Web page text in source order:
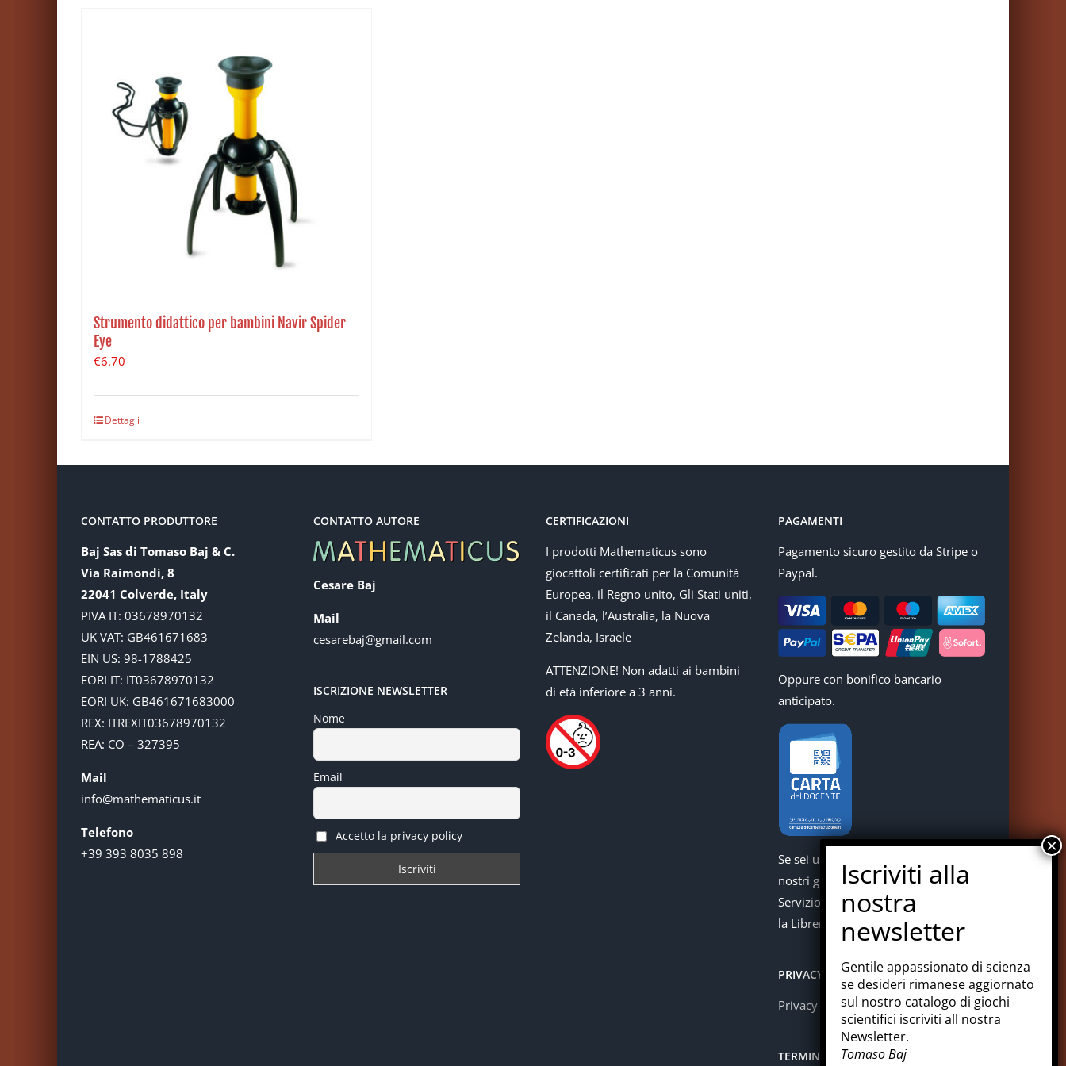
Strumento didattico per bambini Navir Spider
Eye
€6.70
Dettagli
CONTATTO PRODUTTORE
Baj Sas di Tomaso Baj & C.
Via Raimondi, 8
22041 Colverde, Italy
PIVA IT: 03678970132
UK VAT: GB461671683
EIN US: 98-1788425
EORI IT: IT03678970132
EORI UK: GB461671683000
REX: ITREXIT03678970132
REA: CO – 327395
Mail
info@mathematicus.it
Telefono
+39 393 8035 898
CONTATTO AUTORE
Cesare Baj
Mail
cesarebaj@gmail.com
ISCRIZIONE NEWSLETTER
Nome
Email
Accetto la privacy policy
CERTIFICAZIONI
I prodotti Mathematicus sono
giocattoli certificati per la Comunità
Europea, il Regno unito, Gli Stati uniti,
il Canada, l’Australia, la Nuova
Zelanda, Israele
ATTENZIONE! Non adatti ai bambini
di età inferiore a 3 anni.
PAGAMENTI
Pagamento sicuro gestito da Stripe o
Paypal.
Oppure con bonifico bancario
anticipato.
Se sei un docente puoi acquistare i
nostri giochi con la carta del docente.
Servizio offerto in collaborazione con
la Libreria Colosi di Messina.
PRIVACY
Privacy policy
TERMINI E CONDIZIONI
Gentile appassionato di scienza
se desideri rimanese aggiornato
sul nostro catalogo di giochi
scientifici iscriviti all nostra
Newsletter.
Tomaso Baj